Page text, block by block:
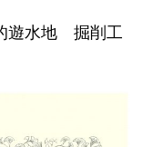
遊水地 掘削工